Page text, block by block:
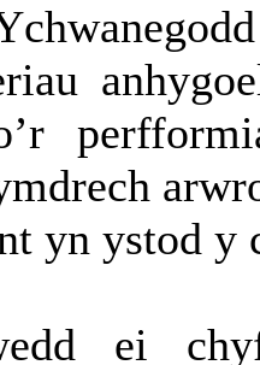
yn ystod y
ei